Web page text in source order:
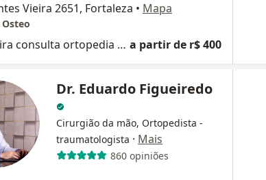
Vieira 2651, Fortaleza • Mapa
Primeira consulta ortopedia e traumatologia a partir de r$ 400
Dr. Eduardo Figueiredo
Cirurgião da mão, Ortopedista -
traumatologista · Mais
860 opiniões